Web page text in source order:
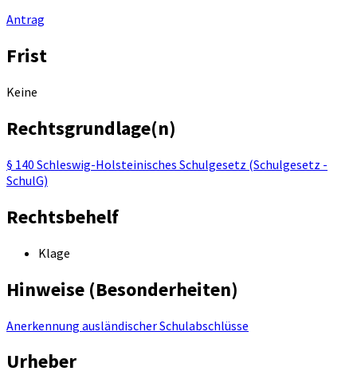
Antrag
Frist
Keine
Rechtsgrundlage(n)
§ 140 Schleswig-Holsteinisches Schulgesetz (Schulgesetz -
SchulG)
Rechtsbehelf
Klage
Hinweise (Besonderheiten)
Anerkennung ausländischer Schulabschlüsse
Urheber